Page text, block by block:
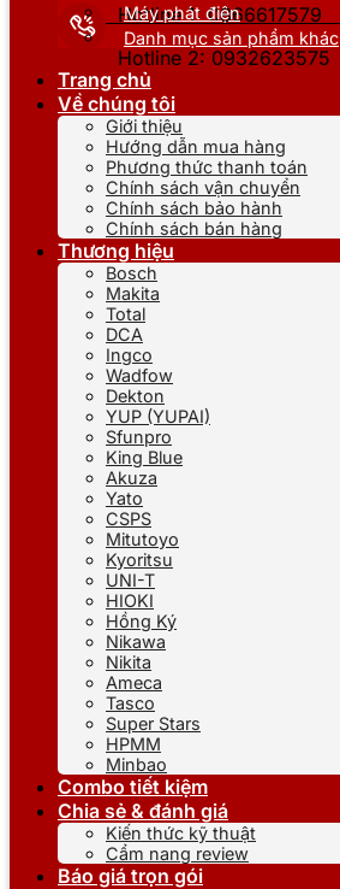
Hotline 1: 0866617579
Hotline 2: 0932623575
Máy phát điện
Danh mục sản phẩm khác
Trang chủ
Về chúng tôi
Giới thiệu
Hướng dẫn mua hàng
Phương thức thanh toán
Chính sách vận chuyển
Chính sách bảo hành
Chính sách bán hàng
Thương hiệu
Bosch
Makita
Total
DCA
Ingco
Wadfow
Dekton
YUP (YUPAI)
Sfunpro
King Blue
Akuza
Yato
CSPS
Mitutoyo
Kyoritsu
UNI-T
HIOKI
Hồng Ký
Nikawa
Nikita
Ameca
Tasco
Super Stars
HPMM
Minbao
Combo tiết kiệm
Chia sẻ & đánh giá
Kiến thức kỹ thuật
Cẩm nang review
Báo giá trọn gói